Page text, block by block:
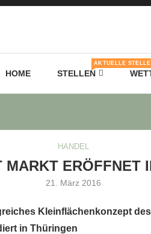
HOME STELLEN
AKTUELLE
HANDEL
MARKT ERÖFFNET
21. März 2016
Kleinflächenkonzept
in Thüringen